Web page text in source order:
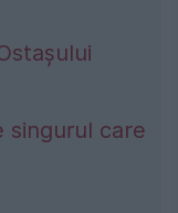
singurul care